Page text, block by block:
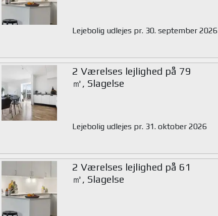
Lejebolig udlejes pr. 30. september 2026
2 Værelses lejlighed på 79
㎡, Slagelse
Lejebolig udlejes pr. 31. oktober 2026
2 Værelses lejlighed på 61
㎡, Slagelse